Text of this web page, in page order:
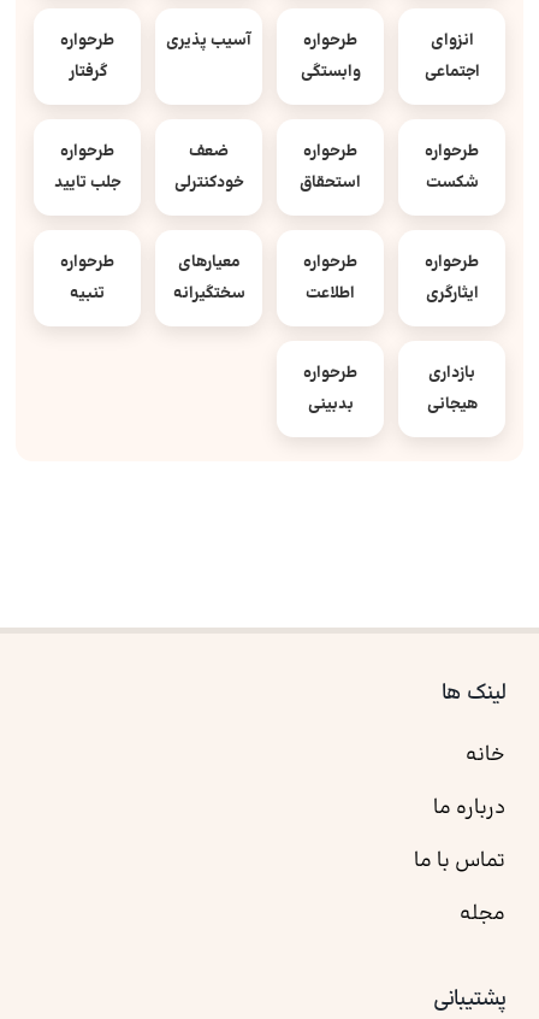
انزوای
اجتماعی
طرحواره
وابستگی
آسیب پذیری
طرحواره
گرفتار
طرحواره
شکست
طرحواره
استحقاق
ضعف
خودکنترلی
طرحواره
جلب تایید
طرحواره
ایثارگری
طرحواره
اطلاعت
معیارهای
سختگیرانه
طرحواره
تنبیه
بازداری
هیجانی
طرحواره
بدبینی
لینک ها
خانه
درباره ما
تماس با ما
مجله
پشتیبانی